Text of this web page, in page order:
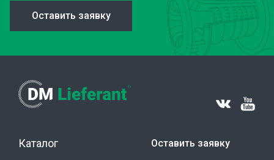
Оставить заявку
Каталог Оставить заявку